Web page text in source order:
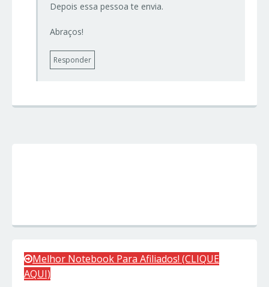
Depois essa pessoa te envia.
Abraços!
Responder
Melhor Notebook Para Afiliados! (CLIQUE
AQUI)